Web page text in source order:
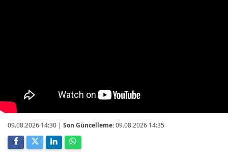
09.08.2026 14:30 | Son Güncelleme:09.08.2026 14:35